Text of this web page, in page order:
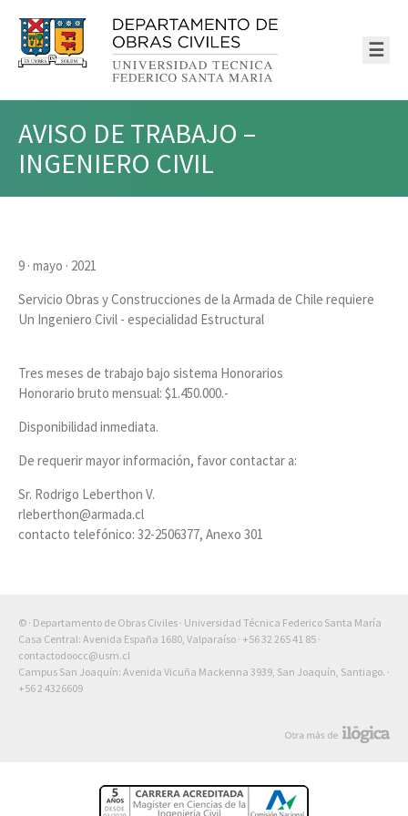
☰
AVISO DE TRABAJO –
INGENIERO CIVIL
9 · mayo · 2021
Servicio Obras y Construcciones de la Armada de Chile requiere
Un Ingeniero Civil - especialidad Estructural
Tres meses de trabajo bajo sistema Honorarios
Honorario bruto mensual: $1.450.000.-
Disponibilidad inmediata.
De requerir mayor información, favor contactar a:
Sr. Rodrigo Leberthon V.
rleberthon@armada.cl
contacto telefónico: 32-2506377, Anexo 301
© · Departamento de Obras Civiles · Universidad Técnica Federico Santa María
Casa Central: Avenida España 1680, Valparaíso · +56 32 265 41 85 ·
contactodoocc@usm.cl
Campus San Joaquín: Avenida Vicuña Mackenna 3939, San Joaquín, Santiago. ·
+56 2 4326609